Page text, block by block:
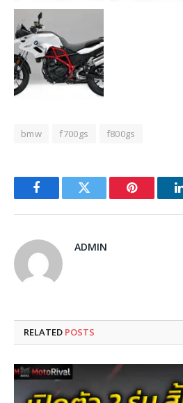
bmw f700gs f800gs
FacebookTwitter Pinterest
ADMIN
RELATED POSTS